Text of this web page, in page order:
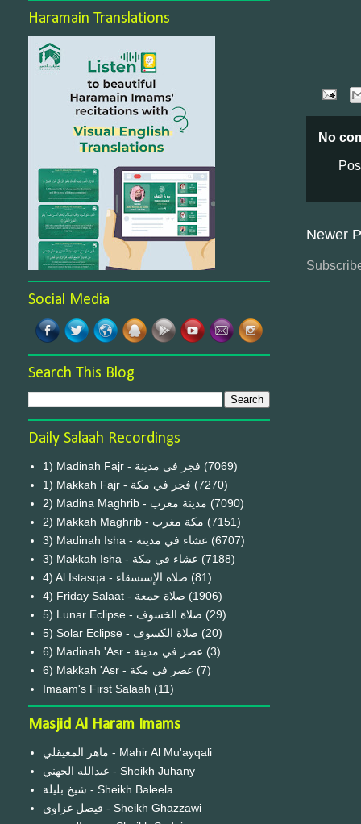
No
Newer
Haramain Translations
Social Media
Search This Blog
Daily Salaah Recordings
1) Madinah Fajr - فجر في مدينة (7069)
1) Makkah Fajr - فجر في مكة (7270)
2) Madina Maghrib - مدينة مغرب (7090)
2) Makkah Maghrib - مكة مغرب (7151)
3) Madinah Isha - عشاء في مدينة (6707)
3) Makkah Isha - عشاء في مكة (7188)
4) Al Istasqa - صلاة الإستسقاء (81)
4) Friday Salaat - صلاة جمعة (1906)
5) Lunar Eclipse - صلاة الخسوف (29)
(20)
6) Madinah 'Asr - عصر في مدينة (3)
6) Makkah 'Asr - عصر في مكة (7)
Imaam's First Salaah (11)
Masjid Al Haram Imams
ماهر المعيقلي - Mahir Al Mu'ayqali
عبدالله الجهني - Sheikh Juhany
شيخ بليلة - Sheikh Baleela
فيصل غزاوي - Sheikh Ghazzawi